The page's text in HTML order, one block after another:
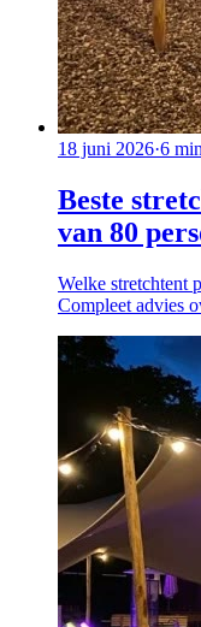
18 juni 2026·6
Beste
van 80
Welke stretchtent
Compleet advies